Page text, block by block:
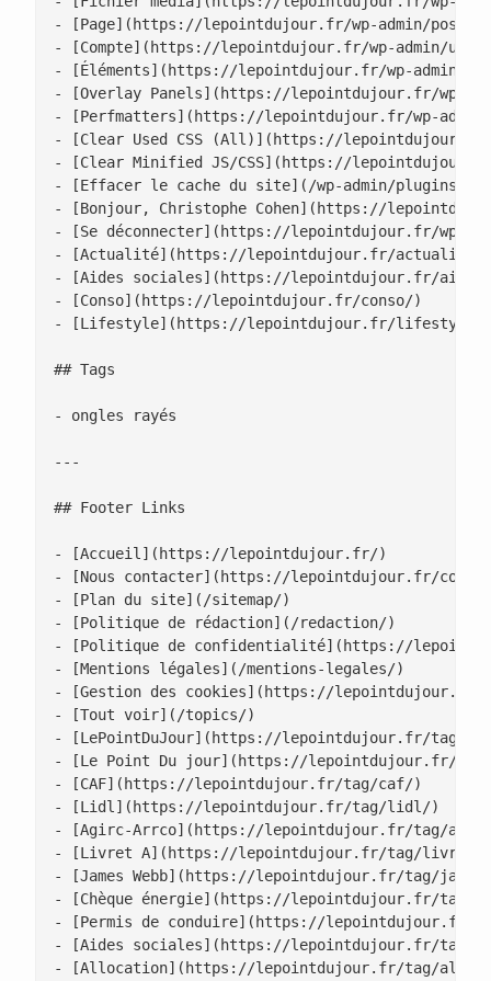
- [Page](https://lepointdujour.fr/wp-admin/post-
- [Compte](https://lepointdujour.fr/wp-admin/user-
- [Éléments](https://lepointdujour.fr/wp-admin/
- [Overlay Panels](https://lepointdujour.fr/wp-
- [Perfmatters](https://lepointdujour.fr/wp-admin/
- [Clear Used CSS (All)](https://lepointdujour.fr/wp-
- [Clear Minified JS/CSS](https://lepointdujour.fr/wp-
- [Effacer le cache du site](/wp-admin/
- [Bonjour, Christophe Cohen](https://
- [Se déconnecter](https://lepointdujour.fr/wp-
- [Actualité](https://lepointdujour.fr/actualite/)
- [Aides sociales](https://lepointdujour.fr/
- [Conso](https://lepointdujour.fr/conso/)
- [Lifestyle](https://lepointdujour.fr/lifestyle/)
## Tags
- ongles rayés
---
## Footer Links
- [Accueil](https://lepointdujour.fr/)
- [Nous contacter](https://lepointdujour.fr/
- [Plan du site](/sitemap/)
- [Politique de rédaction](/redaction/)
- [Politique de confidentialité](https://
- [Mentions légales](/mentions-legales/)
- [Gestion des cookies](https://lepointdujour.fr/
- [Tout voir](/topics/)
- [LePointDuJour](https://lepointdujour.fr/tag/
- [Le Point Du jour](https://lepointdujour.fr/
- [CAF](https://lepointdujour.fr/tag/caf/)
- [Lidl](https://lepointdujour.fr/tag/lidl/)
- [Agirc-Arrco](https://lepointdujour.fr/tag/
- [Livret A](https://lepointdujour.fr/tag/livret-
- [James Webb](https://lepointdujour.fr/tag/james-
- [Chèque énergie](https://lepointdujour.fr/tag/
- [Permis de conduire](https://lepointdujour.fr/
- [Aides sociales](https://lepointdujour.fr/tag/
- [Allocation](https://lepointdujour.fr/tag/